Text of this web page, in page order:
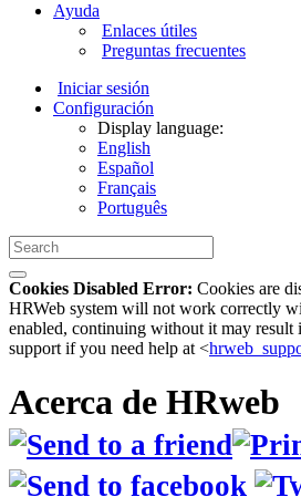
Ayuda
Enlaces útiles
Preguntas frecuentes
Iniciar sesión
Configuración
Display language:
English
Español
Français
Português
Cookies Disabled Error: Cookies are
HRWeb system will not work correctly
enabled, continuing without it may result
support if you need help at <
Acerca de HRweb